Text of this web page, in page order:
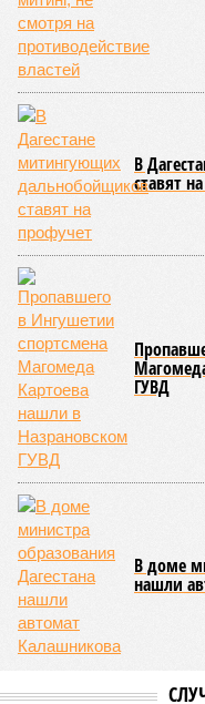
Кумух» бурные потоки
пути к мостовому
мира оказались
пунктов. Ещё четыре
сообщения в Лакском
функционирует
На региональной
Араканский мост»,
водная стихия размыла
различных отрезках, и
вынужденно пущен по
пор, пока не спадёт
ожидается не ранее 17
В Дахадаевском районе
из сёл прервано из-за
проезжую часть дороги
движение там
районе без
оставаться ещё три
В Тляратинском районе
сообщение с семью
Унцукульском районе
перекрыто на
площадка – Унцукуль –
организованы
приступить только